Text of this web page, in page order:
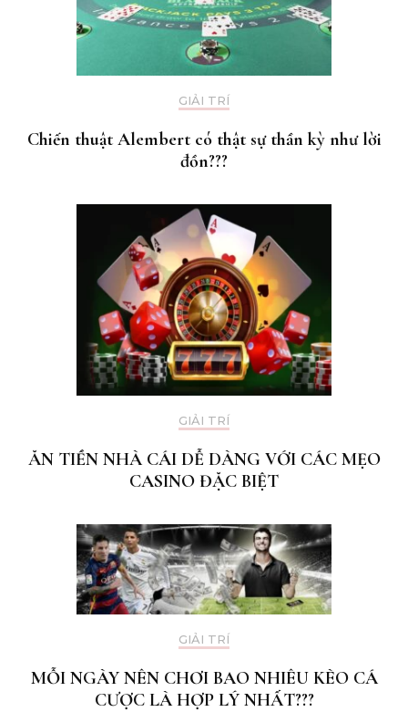
GIẢI TRÍ
Chiến thuật Alembert có thật sự thần kỳ như lời
đồn???
GIẢI TRÍ
ĂN TIỀN NHÀ CÁI DỄ DÀNG VỚI CÁC MẸO
CASINO ĐẶC BIỆT
GIẢI TRÍ
MỖI NGÀY NÊN CHƠI BAO NHIÊU KÈO CÁ
CƯỢC LÀ HỢP LÝ NHẤT???